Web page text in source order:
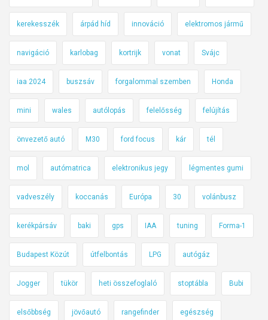
kerekesszék árpád híd innováció elektromos jármű
navigáció karlobag kortrijk vonat Svájc
iaa 2024 buszsáv forgalommal szemben Honda
mini wales autólopás felelősség felújítás
önvezető autó M30 ford focus kár tél
mol autómatrica elektronikus jegy légmentes gumi
vadveszély koccanás Európa 30 volánbusz
kerékpársáv baki gps IAA tuning Forma-1
Budapest Közút útfelbontás LPG autógáz
Jogger tükör heti összefoglaló stoptábla Bubi
elsőbbség jövőautó rangefinder egészség